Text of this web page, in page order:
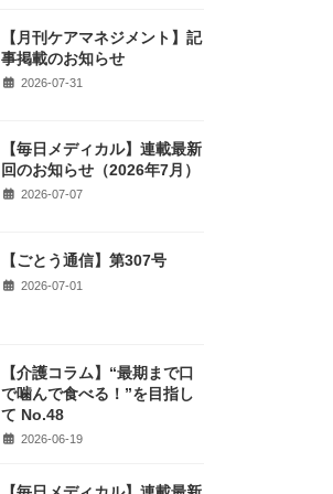
【月刊ケアマネジメント】記
事掲載のお知らせ
2026-07-31
【毎日メディカル】連載最新
回のお知らせ（2026年7月）
2026-07-07
【ごとう通信】第307号
2026-07-01
【介護コラム】“最期まで口
で噛んで食べる！”を目指し
て No.48
2026-06-19